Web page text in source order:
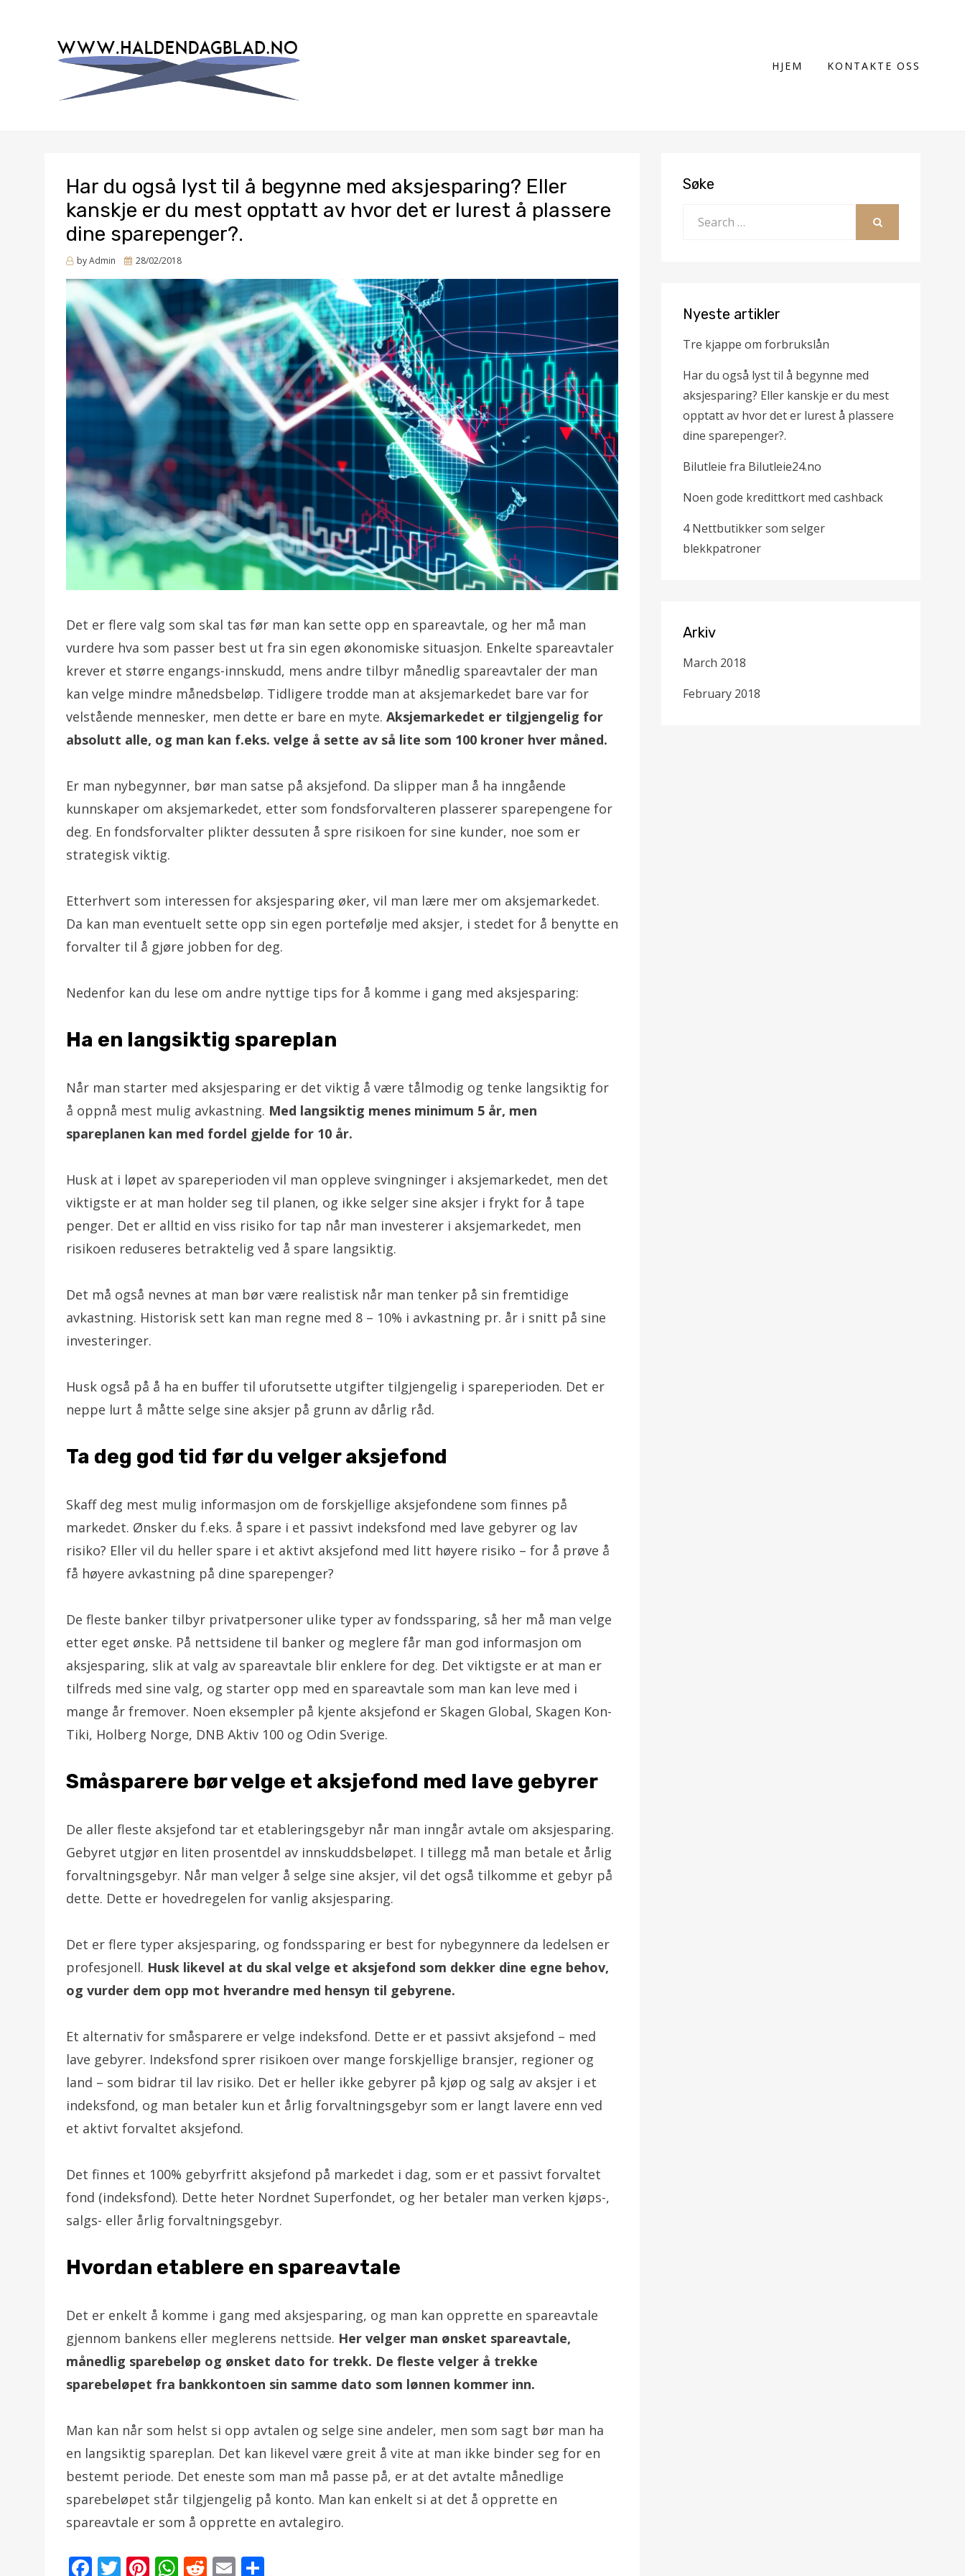
HJEM KONTAKTE OSS
Har du også lyst til å begynne med aksjesparing? Eller
kanskje er du mest opptatt av hvor det er lurest å plassere
dine sparepenger?.
byAdmin
Posted
28/02/2018
Det er flere valg som skal tas før man kan sette opp en spareavtale, og her må man
vurdere hva som passer best ut fra sin egen økonomiske situasjon. Enkelte spareavtaler
krever et større engangs-innskudd, mens andre tilbyr månedlig spareavtaler der man
kan velge mindre månedsbeløp. Tidligere trodde man at aksjemarkedet bare var for
velstående mennesker, men dette er bare en myte. Aksjemarkedet er tilgjengelig for
absolutt alle, og man kan f.eks. velge å sette av så lite som 100 kroner hver måned.
Er man nybegynner, bør man satse på aksjefond. Da slipper man å ha inngående
kunnskaper om aksjemarkedet, etter som fondsforvalteren plasserer sparepengene for
deg. En fondsforvalter plikter dessuten å spre risikoen for sine kunder, noe som er
strategisk viktig.
Etterhvert som interessen for aksjesparing øker, vil man lære mer om aksjemarkedet.
Da kan man eventuelt sette opp sin egen portefølje med aksjer, i stedet for å benytte en
forvalter til å gjøre jobben for deg.
Nedenfor kan du lese om andre nyttige tips for å komme i gang med aksjesparing:
Ha en langsiktig spareplan
Når man starter med aksjesparing er det viktig å være tålmodig og tenke langsiktig for
å oppnå mest mulig avkastning. Med langsiktig menes minimum 5 år, men
spareplanen kan med fordel gjelde for 10 år.
Husk at i løpet av spareperioden vil man oppleve svingninger i aksjemarkedet, men det
viktigste er at man holder seg til planen, og ikke selger sine aksjer i frykt for å tape
penger. Det er alltid en viss risiko for tap når man investerer i aksjemarkedet, men
risikoen reduseres betraktelig ved å spare langsiktig.
Det må også nevnes at man bør være realistisk når man tenker på sin fremtidige
avkastning. Historisk sett kan man regne med 8 – 10% i avkastning pr. år i snitt på sine
investeringer.
Husk også på å ha en buffer til uforutsette utgifter tilgjengelig i spareperioden. Det er
neppe lurt å måtte selge sine aksjer på grunn av dårlig råd.
Ta deg god tid før du velger aksjefond
Skaff deg mest mulig informasjon om de forskjellige aksjefondene som finnes på
markedet. Ønsker du f.eks. å spare i et passivt indeksfond med lave gebyrer og lav
risiko? Eller vil du heller spare i et aktivt aksjefond med litt høyere risiko – for å prøve å
få høyere avkastning på dine sparepenger?
De fleste banker tilbyr privatpersoner ulike typer av fondssparing, så her må man velge
etter eget ønske. På nettsidene til banker og meglere får man god informasjon om
aksjesparing, slik at valg av spareavtale blir enklere for deg. Det viktigste er at man er
tilfreds med sine valg, og starter opp med en spareavtale som man kan leve med i
mange år fremover. Noen eksempler på kjente aksjefond er Skagen Global, Skagen Kon-
Tiki, Holberg Norge, DNB Aktiv 100 og Odin Sverige.
Småsparere bør velge et aksjefond med lave gebyrer
De aller fleste aksjefond tar et etableringsgebyr når man inngår avtale om aksjesparing.
Gebyret utgjør en liten prosentdel av innskuddsbeløpet. I tillegg må man betale et årlig
forvaltningsgebyr. Når man velger å selge sine aksjer, vil det også tilkomme et gebyr på
dette. Dette er hovedregelen for vanlig aksjesparing.
Det er flere typer aksjesparing, og fondssparing er best for nybegynnere da ledelsen er
profesjonell. Husk likevel at du skal velge et aksjefond som dekker dine egne behov,
og vurder dem opp mot hverandre med hensyn til gebyrene.
Et alternativ for småsparere er velge indeksfond. Dette er et passivt aksjefond – med
lave gebyrer. Indeksfond sprer risikoen over mange forskjellige bransjer, regioner og
land – som bidrar til lav risiko. Det er heller ikke gebyrer på kjøp og salg av aksjer i et
indeksfond, og man betaler kun et årlig forvaltningsgebyr som er langt lavere enn ved
et aktivt forvaltet aksjefond.
Det finnes et 100% gebyrfritt aksjefond på markedet i dag, som er et passivt forvaltet
fond (indeksfond). Dette heter Nordnet Superfondet, og her betaler man verken kjøps-,
salgs- eller årlig forvaltningsgebyr.
Hvordan etablere en spareavtale
Det er enkelt å komme i gang med aksjesparing, og man kan opprette en spareavtale
gjennom bankens eller meglerens nettside. Her velger man ønsket spareavtale,
månedlig sparebeløp og ønsket dato for trekk. De fleste velger å trekke
sparebeløpet fra bankkontoen sin samme dato som lønnen kommer inn.
Man kan når som helst si opp avtalen og selge sine andeler, men som sagt bør man ha
en langsiktig spareplan. Det kan likevel være greit å vite at man ikke binder seg for en
bestemt periode. Det eneste som man må passe på, er at det avtalte månedlige
sparebeløpet står tilgjengelig på konto. Man kan enkelt si at det å opprette en
spareavtale er som å opprette en avtalegiro.
F T Pi W R E
Søke
Nyeste artikler
Tre kjappe om forbrukslån
Har du også lyst til å begynne med
aksjesparing? Eller kanskje er du mest
opptatt av hvor det er lurest å plassere
dine sparepenger?.
Bilutleie fra Bilutleie24.no
Noen gode kredittkort med cashback
4 Nettbutikker som selger
blekkpatroner
Arkiv
March 2018
February 2018